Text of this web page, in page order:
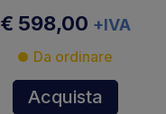
€ 598,00 +IVA
Da ordinare
Acquista